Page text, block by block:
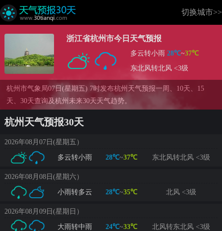
切换城市>>
浙江省杭州市今日天气预报
多云转小雨 28℃~37℃
东北风转北风 <3级
杭州市气象局07日(星期五) 7时发布杭州天气预报一周、10天、15
天、30天查询及杭州未来30天天气趋势。
杭州天气预报30天
2026年08月07日(星期五）
多云转小雨 28℃~37℃ 东北风转北风 <3级
2026年08月08日(星期六）
小雨转多云 28℃~35℃ 北风 <3级
2026年08月09日(星期日）
大雨转中雨 24℃~33℃ 北风转东北风 <3级